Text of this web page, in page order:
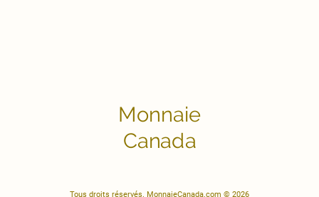
Monnaie
Canada
Tous droits réservés. MonnaieCanada.com © 2026